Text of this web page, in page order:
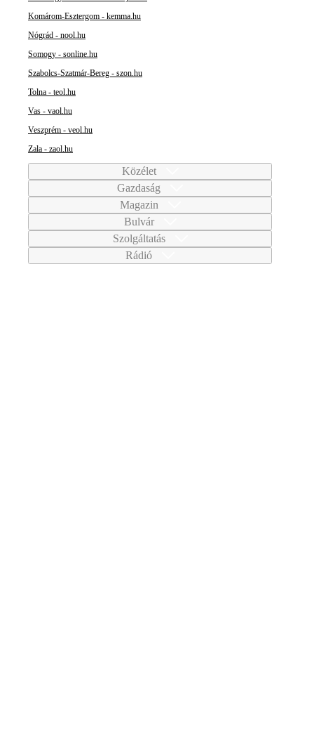
Komárom-Esztergom - kemma.hu
Nógrád - nool.hu
Somogy - sonline.hu
Szabolcs-Szatmár-Bereg - szon.hu
Tolna - teol.hu
Vas - vaol.hu
Veszprém - veol.hu
Zala - zaol.hu
Közélet
Gazdaság
Magazin
Bulvár
Szolgáltatás
Rádió